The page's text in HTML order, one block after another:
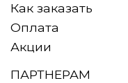
Как заказать
Оплата
Акции
ПАРТНЕРАМ